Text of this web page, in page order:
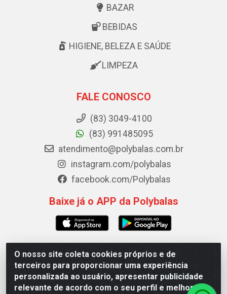
O nosso site coleta cookies próprios e de
terceiros para proporcionar uma experiência
personalizada ao usuário, apresentar publicidade
relevante de acordo com o seu perfil e melhorar a
BAZAR
BEBIDAS
HIGIENE, BELEZA E SAÚDE
LIMPEZA
FALE CONOSCO
(83) 3049-4100
(83) 991485095
atendimento@polybalas.com.br
instagram.com/polybalas
facebook.com/Polybalas
Baixe já o APP da Polybalas
Polybalas - Rua João Miguel de Souza, 173 Galpão B -
Ernesto Geisel, João Pessoa/PB - CEP 58.075-075 - CNPJ
00.909.327/0002-61